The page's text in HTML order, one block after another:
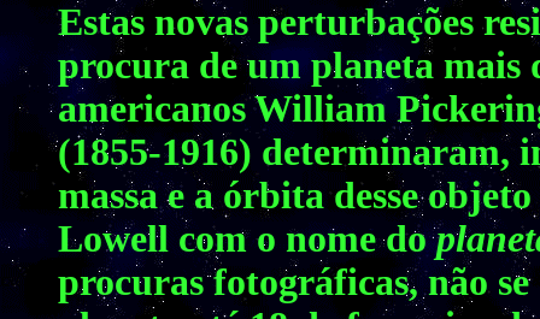
Estas novas perturbações
procura de um planeta mais
americanos William
(1855-1916) determinaram,
massa e a órbita desse
Lowell com o nome do
procuras fotográficas, não